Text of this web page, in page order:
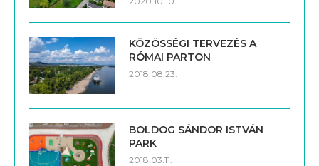
KÖZÖSSÉGI TERVEZÉS A
RÓMAI PARTON
2018.08.23.
BOLDOG SÁNDOR ISTVÁN
PARK
2018.03.11.